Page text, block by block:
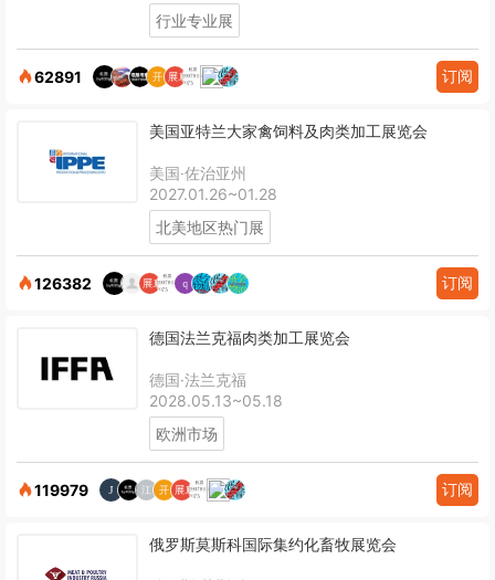
行业专业展
62891 订阅
美国亚特兰大家禽饲料及肉类加工展览会
美国·佐治亚州
2027.01.26~01.28
北美地区热门展
126382 订阅
德国法兰克福肉类加工展览会
德国·法兰克福
2028.05.13~05.18
欧洲市场
119979 订阅
俄罗斯莫斯科国际集约化畜牧展览会